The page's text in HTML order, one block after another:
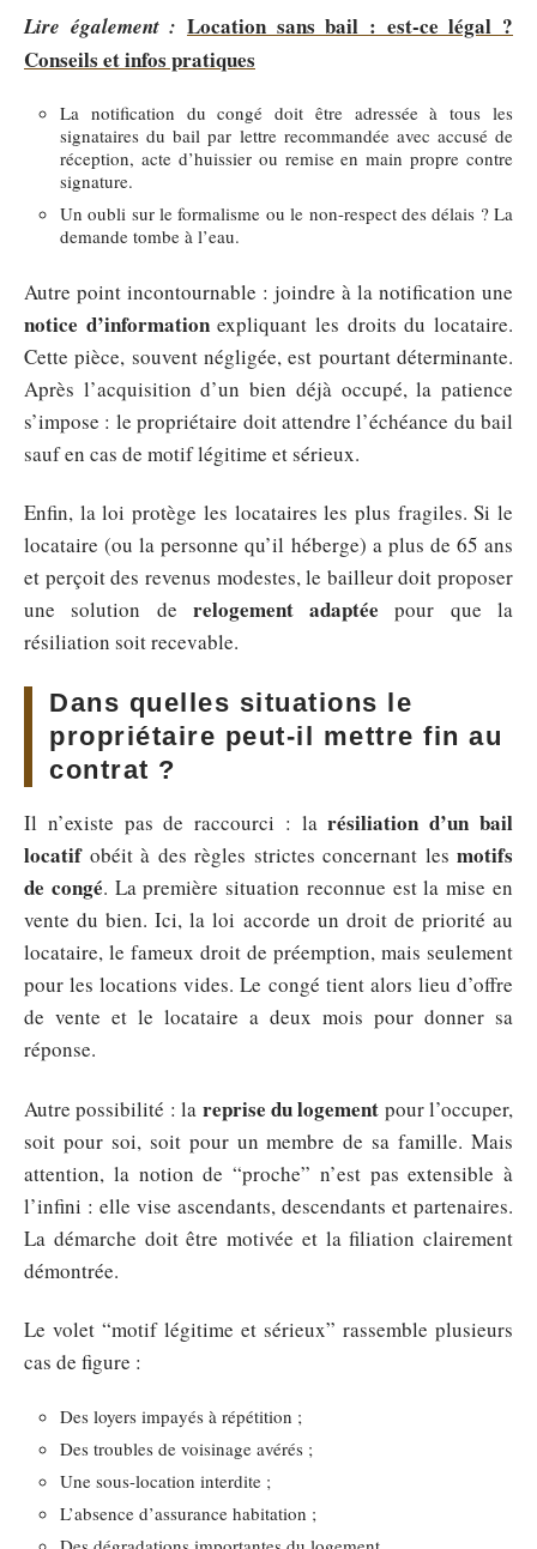
Lire également : Location sans bail : est-ce légal ?
Conseils et infos pratiques
La notification du congé doit être adressée à tous les
signataires du bail par lettre recommandée avec accusé de
réception, acte d’huissier ou remise en main propre contre
signature.
Un oubli sur le formalisme ou le non-respect des délais ? La
demande tombe à l’eau.
Autre point incontournable : joindre à la notification une
notice d’informationexpliquant les droits du locataire.
Cette pièce, souvent négligée, est pourtant déterminante.
Après l’acquisition d’un bien déjà occupé, la patience
s’impose : le propriétaire doit attendre l’échéance du bail
sauf en cas de motif légitime et sérieux.
Enfin, la loi protège les locataires les plus fragiles. Si le
locataire (ou la personne qu’il héberge) a plus de 65 ans
et perçoit des revenus modestes, le bailleur doit proposer
une solution de relogement adaptée pour que la
résiliation soit recevable.
Dans quelles situations le
propriétaire peut-il mettre fin au
contrat ?
Il n’existe pas de raccourci : larésiliation d’un bail
locatifobéit à des règles strictes concernant les motifs
de congé. La première situation reconnue est la mise en
vente du bien. Ici, la loi accorde un droit de priorité au
locataire, le fameux droit de préemption, mais seulement
pour les locations vides. Le congé tient alors lieu d’offre
de vente et le locataire a deux mois pour donner sa
réponse.
Autre possibilité : la reprise du logement pour l’occuper,
soit pour soi, soit pour un membre de sa famille. Mais
attention, la notion de “proche” n’est pas extensible à
l’infini : elle vise ascendants, descendants et partenaires.
La démarche doit être motivée et la filiation clairement
démontrée.
Le volet “motif légitime et sérieux” rassemble plusieurs
cas de figure :
Des loyers impayés à répétition ;
Des troubles de voisinage avérés ;
Une sous-location interdite ;
L’absence d’assurance habitation ;